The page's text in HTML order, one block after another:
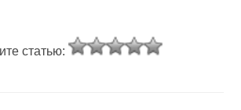
статью: